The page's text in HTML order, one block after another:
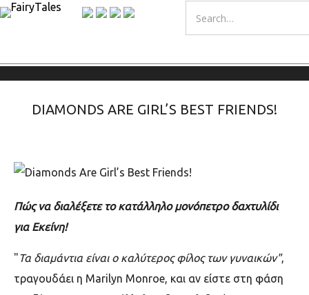
DIAMONDS ARE GIRL’S BEST FRIENDS!
Πώς να διαλέξετε το κατάλληλο μονόπετρο δαχτυλίδι
για Εκείνη!
"Τα διαμάντια είναι ο καλύτερος φίλος των γυναικών",
τραγουδάει η Marilyn Monroe, και αν είστε στη φάση